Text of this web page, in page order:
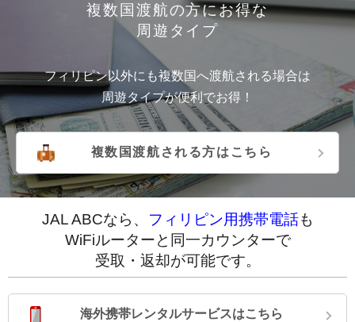
複数国渡航の方にお得な
周遊タイプ
フィリピン以外にも複数国へ渡航される場合は
周遊タイプが便利でお得！
複数国渡航される方はこちら
JAL ABCなら、 フィリピン用携帯電話も
WiFiルーターと同一カウンターで
受取・返却が可能です。
海外携帯レンタルサービスはこちら